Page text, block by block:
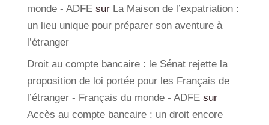
monde - ADFEsur La Maison de l’expatriation :
un lieu unique pour préparer son aventure à
l’étranger
Droit au compte bancaire : le Sénat rejette la
proposition de loi portée pour les Français de
l’étranger - Français du monde - ADFEsur
Accès au compte bancaire : un droit encore